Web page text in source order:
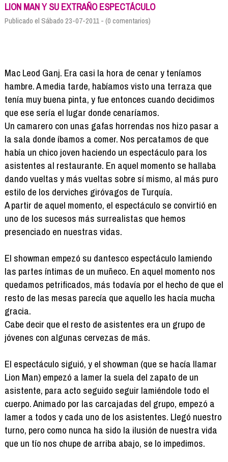
Info viajeros
LION MAN Y SU EXTRAÑO ESPECTÁCULO
Publicado el Sábado 23-07-2011 - (0 comentarios)
Mac Leod Ganj. Era casi la hora de cenar y teníamos
hambre. A media tarde, habíamos visto una terraza que
tenía muy buena pinta, y fue entonces cuando decidimos
que ese sería el lugar donde cenaríamos.
Un camarero con unas gafas horrendas nos hizo pasar a
la sala donde íbamos a comer. Nos percatamos de que
había un chico joven haciendo un espectáculo para los
asistentes al restaurante. En aquel momento se hallaba
dando vueltas y más vueltas sobre sí mismo, al más puro
estilo de los derviches giróvagos de Turquía.
A partir de aquel momento, el espectáculo se convirtió en
uno de los sucesos más surrealistas que hemos
presenciado en nuestras vidas.
El showman empezó su dantesco espectáculo lamiendo
las partes íntimas de un muñeco. En aquel momento nos
quedamos petrificados, más todavía por el hecho de que el
resto de las mesas parecía que aquello les hacía mucha
gracia.
Cabe decir que el resto de asistentes era un grupo de
jóvenes con algunas cervezas de más.
El espectáculo siguió, y el showman (que se hacía llamar
Lion Man) empezó a lamer la suela del zapato de un
asistente, para acto seguido seguir lamiéndole todo el
cuerpo. Animado por las carcajadas del grupo, empezó a
lamer a todos y cada uno de los asistentes. Llegó nuestro
turno, pero como nunca ha sido la ilusión de nuestra vida
que un tío nos chupe de arriba abajo, se lo impedimos.